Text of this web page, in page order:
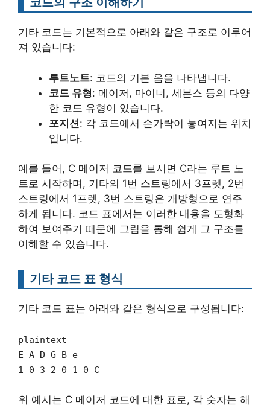
기타 코드는 기본적으로 아래와 같은 구조로 이루어
져 있습니다:
루트노트: 코드의 기본 음을 나타냅니다.
코드 유형: 메이저, 마이너, 세븐스 등의 다양
한 코드 유형이 있습니다.
포지션: 각 코드에서 손가락이 놓여지는 위치
입니다.
예를 들어, C 메이저 코드를 보시면 C라는 루트 노
트로 시작하며, 기타의 1번 스트링에서 3프렛, 2번
스트링에서 1프렛, 3번 스트링은 개방형으로 연주
하게 됩니다. 코드 표에서는 이러한 내용을 도형화
하여 보여주기 때문에 그림을 통해 쉽게 그 구조를
이해할 수 있습니다.
기타 코드 표 형식
기타 코드 표는 아래와 같은 형식으로 구성됩니다:
plaintext
E A D G B e
1 0 3 2 0 1 0 C
위 예시는 C 메이저 코드에 대한 표로, 각 숫자는 해